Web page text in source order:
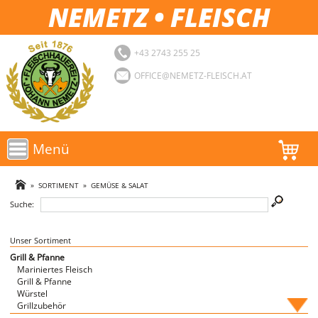
NEMETZ • FLEISCH
+43 2743 255 25
OFFICE@NEMETZ-FLEISCH.AT
Menü
AKTIONEN
SORTIMENT
LOGIN
FAVORITEN
» SORTIMENT» GEMÜSE & SALAT
Suche:
Unser Sortiment
Grill & Pfanne
Mariniertes Fleisch
Grill & Pfanne
Würstel
Grillzubehör